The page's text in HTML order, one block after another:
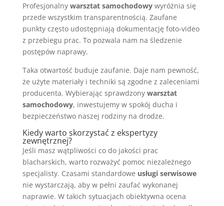
Profesjonalny warsztat samochodowywyróżnia się
przede wszystkim transparentnością. Zaufane
punkty często udostępniają dokumentację foto-video
z przebiegu prac. To pozwala nam na śledzenie
postępów naprawy.
Taka otwartość buduje zaufanie. Daje nam pewność,
że użyte materiały i techniki są zgodne z zaleceniami
producenta. Wybierając sprawdzony warsztat
samochodowy, inwestujemy w spokój ducha i
bezpieczeństwo naszej rodziny na drodze.
Kiedy warto skorzystać z ekspertyzy
zewnętrznej?
Jeśli masz wątpliwości co do jakości prac
blacharskich, warto rozważyć pomoc niezależnego
specjalisty. Czasami standardowe usługi serwisowe
nie wystarczają, aby w pełni zaufać wykonanej
naprawie. W takich sytuacjach obiektywna ocena